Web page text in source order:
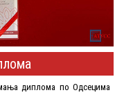
диплома по Одсецима